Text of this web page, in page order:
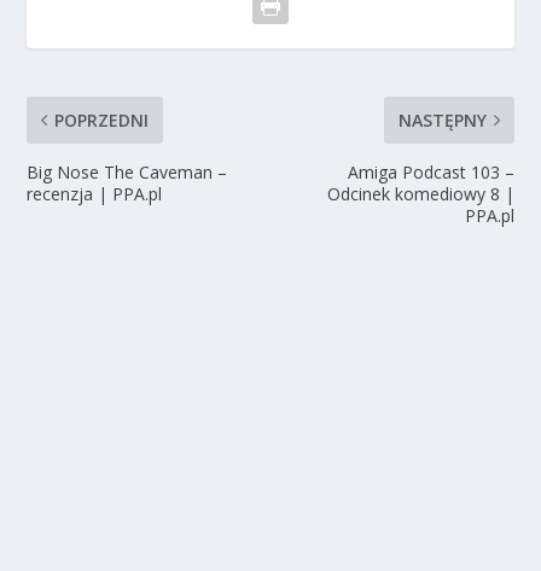
POPRZEDNI
Big Nose The Caveman –
recenzja | PPA.pl
NASTĘPNY
Amiga Podcast 103 –
Odcinek komediowy 8 |
PPA.pl